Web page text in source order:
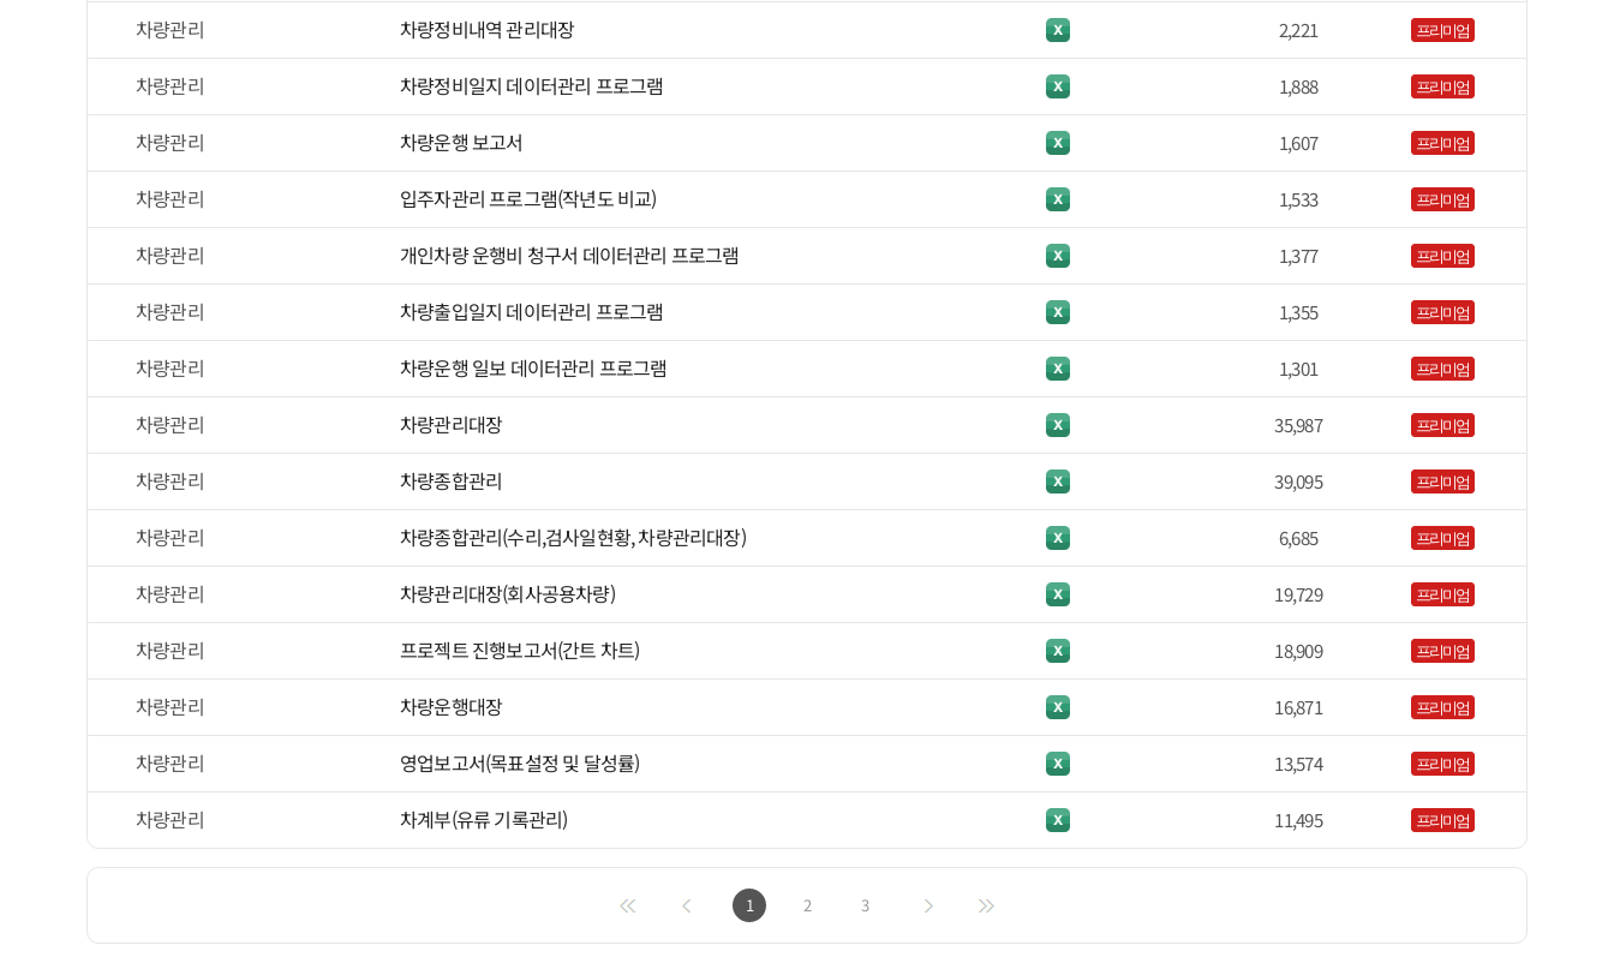
차량관리 차량정비내역 관리대장 2,221 프리미엄
차량관리 차량정비일지 데이터관리 프로그램 1,888 프리미엄
차량관리 차량운행 보고서 1,607 프리미엄
차량관리 입주자관리 프로그램(작년도 비교) 1,533 프리미엄
차량관리 개인차량 운행비 청구서 데이터관리 프로그램 1,377 프리미엄
차량관리 차량출입일지 데이터관리 프로그램 1,355 프리미엄
차량관리 차량운행 일보 데이터관리 프로그램 1,301 프리미엄
차량관리 차량관리대장 35,987 프리미엄
차량관리 차량종합관리 39,095 프리미엄
차량관리 차량종합관리(수리,검사일현황, 차량관리대장) 6,685 프리미엄
차량관리 차량관리대장(회사공용차량) 19,729 프리미엄
차량관리 프로젝트 진행보고서(간트 차트) 18,909 프리미엄
차량관리 차량운행대장 16,871 프리미엄
차량관리 영업보고서(목표설정 및 달성률) 13,574 프리미엄
차량관리 차계부(유류 기록관리) 11,495 프리미엄
1 2 3